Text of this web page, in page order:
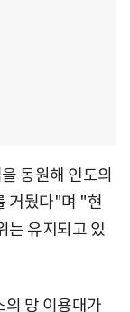
동원해 인도의
거뒀다"며 "현
는 유지되고 있
망 이용대가